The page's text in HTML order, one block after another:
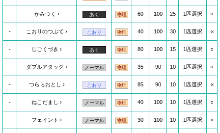
- かみつく あく 物理 60 100 25 1匹選択 ○
- こおりのつぶて こおり 物理 40 100 30 1匹選択 ×
- じごくづき あく 物理 80 100 15 1匹選択 ○
- ダブルアタック ノーマル 物理 35 90 10 1匹選択 ○
- つららおとし こおり 物理 85 90 10 1匹選択 ×
- ねこだまし ノーマル 物理 40 100 10 1匹選択 ○
- フェイント ノーマル 物理 30 100 10 1匹選択 ×